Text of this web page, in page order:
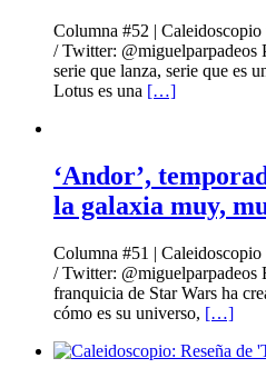
Columna #52 |
/ Twitter: @miguelparpadeos
serie que lanza, serie que es
Lotus es una […]
‘Andor’,
la galaxia muy,
Columna #51 |
/ Twitter: @miguelparpadeos
franquicia de Star Wars ha
cómo es su universo, […]